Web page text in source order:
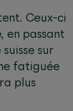
Ceux-ci
en passant
sur
fatiguée
plus